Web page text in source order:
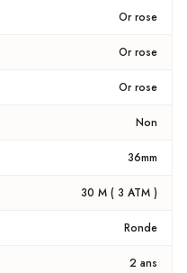
Or rose
Or rose
Or rose
Non
36mm
30 M ( 3 ATM )
Ronde
2 ans